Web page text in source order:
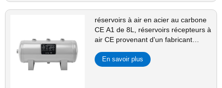
réservoirs à air en acier au carbone
CE A1 de 8L, réservoirs récepteurs à
air CE provenant d'un fabricant
En savoir plus